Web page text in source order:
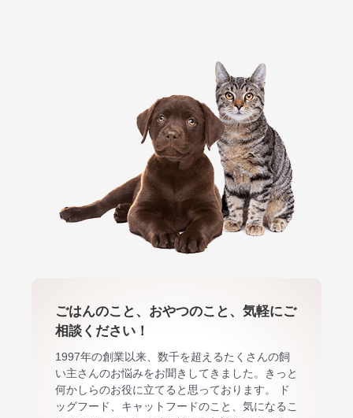
ごはんのこと、おやつのこと、気軽にご
相談ください！
1997年の創業以来、数千を超えるたくさんの飼
い主さんのお悩みをお聞きしてきました。きっと
何かしらのお役に立てると思っております。 ド
ッグフード、キャットフードのこと、気になるこ